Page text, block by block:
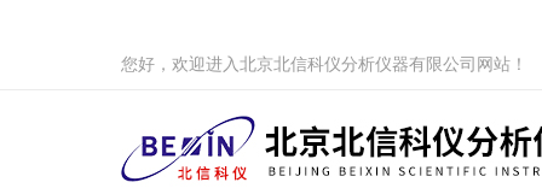
您好，欢迎进入北京北信科仪分析仪器有限公司网站！